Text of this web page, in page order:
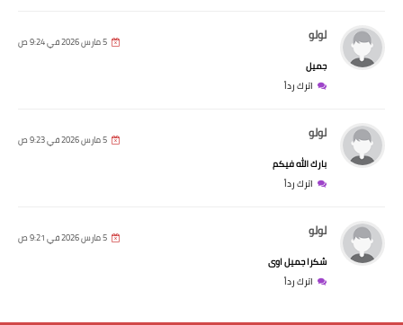
لولو 5 مارس 2026 في 9:24 ص
جميل
اترك رداً
لولو 5 مارس 2026 في 9:23 ص
بارك الله فيكم
اترك رداً
لولو 5 مارس 2026 في 9:21 ص
شكرا جميل اوى
اترك رداً